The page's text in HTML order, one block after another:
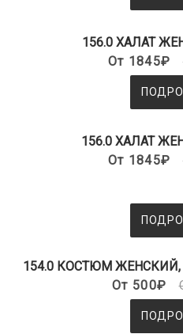
156.0 ХАЛАТ
От 1845₽
156.0 ХАЛАТ
От 1845₽
154.0 КОСТЮМ
От 500₽